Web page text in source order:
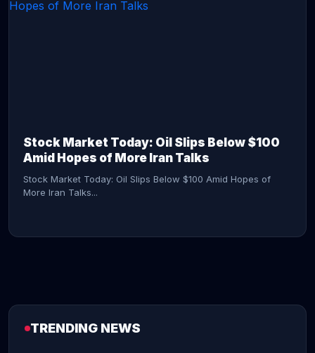
Stock Market Today: Oil Slips Below $100
Amid Hopes of More Iran Talks
Stock Market Today: Oil Slips Below $100 Amid Hopes of
More Iran Talks...
TRENDING NEWS